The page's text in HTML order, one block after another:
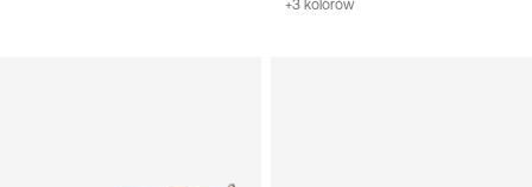
+3 kolorów